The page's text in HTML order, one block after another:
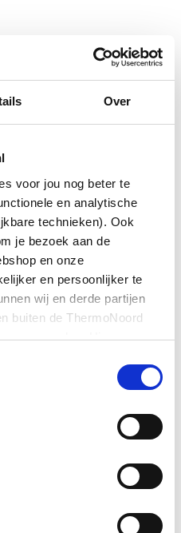
Over
voor jou nog beter te
en analytische
technieken). Ook
je bezoek aan de
en onze
en persoonlijker te
wij en derde partijen
buiten de ThermoNoord
verzamelen. Hiermee
aan. We slaan je
Nee
0
Rechts
Opzet
meer